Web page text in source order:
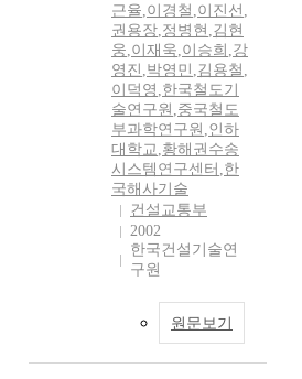
근율,이경철 ,이진선 ,
권용장,정병현 ,김현
웅,이재욱,이승희 ,강
영진 ,박영민 ,김용철 ,
이덕영 ,한국철도기
술연구원 ,중국철도
부과학연구원 ,인하
대학교,황해권수송
시스템연구센터 ,한
국해사기술
건설교통부
2002
한국건설기술연
구원
원문보기